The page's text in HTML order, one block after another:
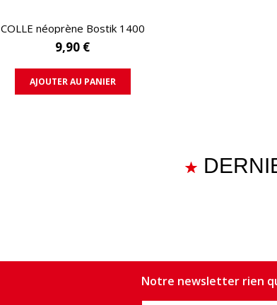
APERÇU RAPIDE
COLLE néoprène Bostik 1400
9,90 €
AJOUTER AU PANIER
Notre newsletter rien